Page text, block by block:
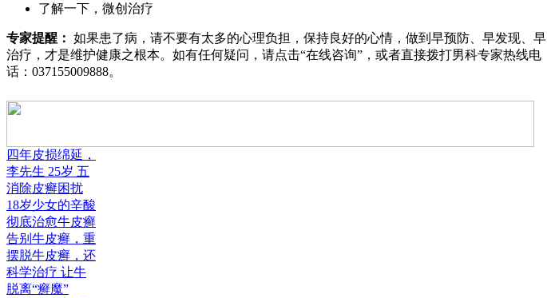
了解一下，微创治疗
专家提醒： 如果患了病，请不要有太多的心理负担，保持良好的心情，做到早预防、早发现、早
治疗，才是维护健康之根本。如有任何疑问，请点击“在线咨询”，或者直接拨打男科专家热线电
话： 037155009888。
四年皮损绵延，
李先生 25岁 五
消除皮癣困扰
18岁少女的辛酸
彻底治愈牛皮癣
告别牛皮癣，重
摆脱牛皮癣，还
科学治疗 让牛
脱离“癣魔”